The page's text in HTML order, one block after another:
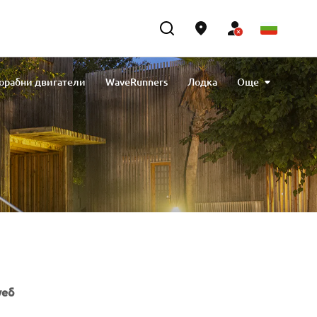
двигатели WaveRunners
Лодка
за голф Снегоходки
Engine Oils
Cleaning & Protection
eBikes
Още